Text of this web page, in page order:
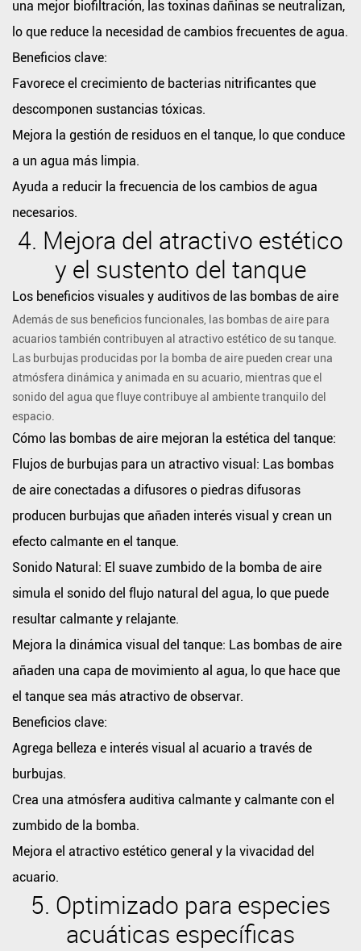
del
tanque
Los
beneficios
auditivos
de
las
bombas
de
aire
Cómo
las
bombas
de
aire
mejoran
la
estética
del
tanque:
Beneficios
clave:
5.
especies
acuáticas
específicas
Personalización
las
condiciones
del
agua
para
diferentes
Cómo
benefician
las
bombas
una mejor biofiltración, las toxinas dañinas se neutralizan,
lo que reduce la necesidad de cambios frecuentes de agua.
Beneficios clave:
Favorece el crecimiento de bacterias nitrificantes que
descomponen sustancias tóxicas.
Mejora la gestión de residuos en el tanque, lo que conduce
a un agua más limpia.
Ayuda a reducir la frecuencia de los cambios de agua
necesarios.
4. Mejora del atractivo estético
y el sustento del tanque
Los beneficios visuales y auditivos de las bombas de aire
Además de sus beneficios funcionales, las bombas de aire para
acuarios también contribuyen al atractivo estético de su tanque.
Las burbujas producidas por la bomba de aire pueden crear una
atmósfera dinámica y animada en su acuario, mientras que el
sonido del agua que fluye contribuye al ambiente tranquilo del
espacio.
Cómo las bombas de aire mejoran la estética del tanque:
Flujos de burbujas para un atractivo visual: Las bombas
de aire conectadas a difusores o piedras difusoras
producen burbujas que añaden interés visual y crean un
efecto calmante en el tanque.
Sonido Natural: El suave zumbido de la bomba de aire
simula el sonido del flujo natural del agua, lo que puede
resultar calmante y relajante.
Mejora la dinámica visual del tanque: Las bombas de aire
añaden una capa de movimiento al agua, lo que hace que
el tanque sea más atractivo de observar.
Beneficios clave:
Agrega belleza e interés visual al acuario a través de
burbujas.
Crea una atmósfera auditiva calmante y calmante con el
zumbido de la bomba.
Mejora el atractivo estético general y la vivacidad del
acuario.
5. Optimizado para especies
acuáticas específicas